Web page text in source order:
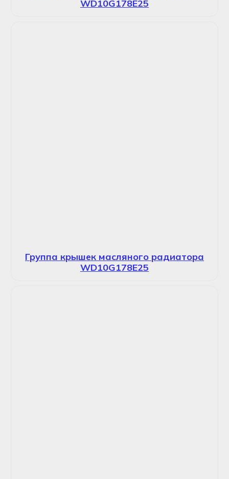
WD10G178E25
Группа крышек масляного радиатора
WD10G178E25